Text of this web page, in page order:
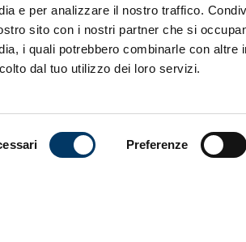
e per analizzare il nostro traffico.
sito con i nostri partner che si
i quali potrebbero combinarle con
dal tuo utilizzo dei loro servizi.
Preferenze
partitella di verifica, per
distanza in campionato.
più di 24 ore dal fischio
capitan Badelj e compagni.
stagione. Al via lo sprint per
raggiungere lo stadio. Il
nuvoloso dal pomeriggio.